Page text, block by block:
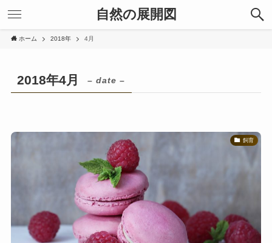
自然の展開図
ホーム 2018年 4月
2018年4月 – date –
飼育